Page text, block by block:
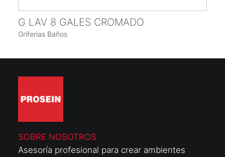
G LAV 8 GALES CROMADO
Griferias Baños
SOBRE NOSOTROS
Asesoría profesional para crear ambientes